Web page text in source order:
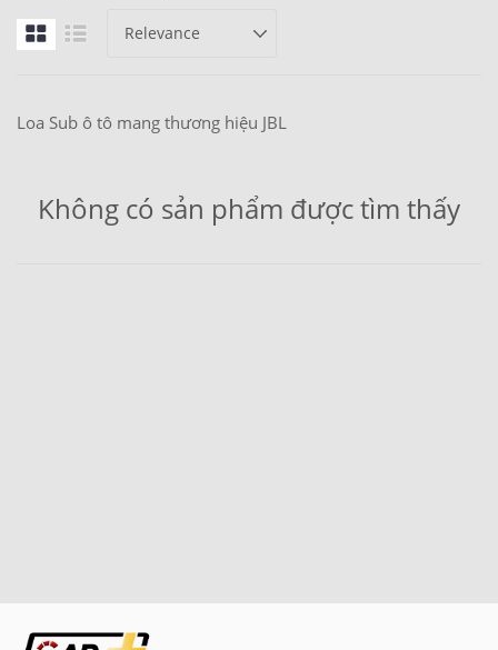
Loa Sub ô tô mang thương hiệu JBL
Không có sản phẩm được tìm thấy